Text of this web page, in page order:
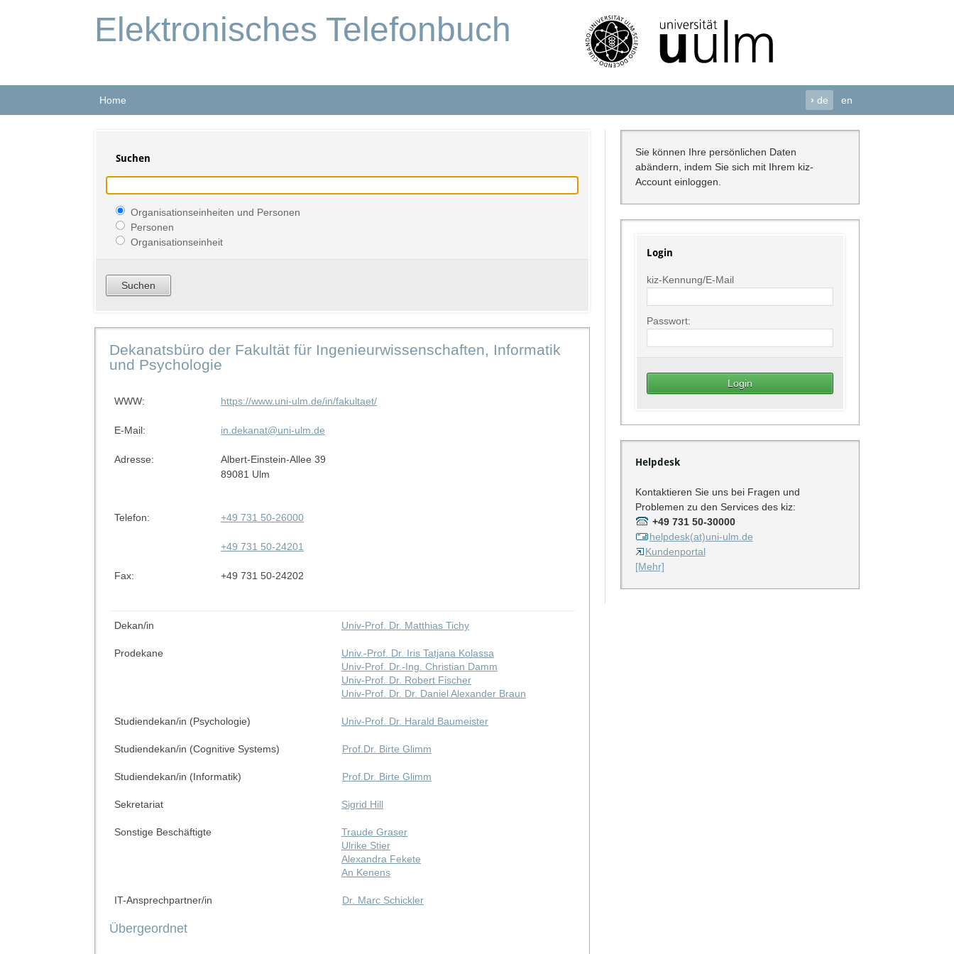
Elektronisches Telefonbuch
Home › de en
Suchen
Organisationseinheiten und Personen
Personen
Organisationseinheit
Dekanatsbüro der Fakultät für Ingenieurwissenschaften, Informatik
und Psychologie
WWW: https://www.uni-ulm.de/in/fakultaet/
E-Mail: in.dekanat@uni-ulm.de
Adresse:
Albert-Einstein-Allee 39
89081 Ulm
Telefon: +49 731 50-26000
+49 731 50-24201
Fax: +49 731 50-24202
Dekan/in Univ-Prof. Dr. Matthias Tichy
Prodekane
Univ.-Prof. Dr. Iris Tatjana Kolassa
Univ-Prof. Dr.-Ing. Christian Damm
Univ-Prof. Dr. Robert Fischer
Univ-Prof. Dr. Dr. Daniel Alexander Braun
Studiendekan/in (Psychologie) Univ-Prof. Dr. Harald Baumeister
Studiendekan/in (Cognitive Systems) Prof.Dr. Birte Glimm
Studiendekan/in (Informatik) Prof.Dr. Birte Glimm
Sekretariat Sigrid Hill
Sonstige Beschäftigte
Traude Graser
Ulrike Stier
Alexandra Fekete
An Kenens
IT-Ansprechpartner/in Dr. Marc Schickler
Übergeordnet
Sie können Ihre persönlichen Daten
abändern, indem Sie sich mit Ihrem kiz-
Account einloggen.
Login
kiz-Kennung/E-Mail
Passwort:
Helpdesk
Kontaktieren Sie uns bei Fragen und
Problemen zu den Services des kiz:
+49 731 50-30000
helpdesk(at)uni-ulm.de
Kundenportal
[Mehr]